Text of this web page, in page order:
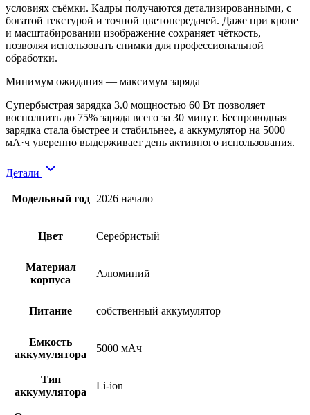
условиях съёмки. Кадры получаются детализированными, с
богатой текстурой и точной цветопередачей. Даже при кропе
и масштабировании изображение сохраняет чёткость,
позволяя использовать снимки для профессиональной
обработки.
Минимум ожидания — максимум заряда
Супербыстрая зарядка 3.0 мощностью 60 Вт позволяет
восполнить до 75% заряда всего за 30 минут. Беспроводная
зарядка стала быстрее и стабильнее, а аккумулятор на 5000
мА·ч уверенно выдерживает день активного использования.
Детали
Модельный год 2026 начало
Цвет Серебристый
Материал
корпуса
Алюминий
Питание собственный аккумулятор
Емкость
аккумулятора
5000 мАч
Тип
аккумулятора
Li-ion